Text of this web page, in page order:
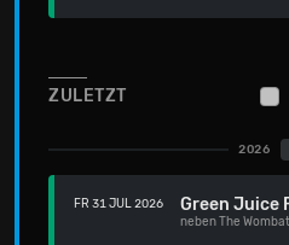
ZULETZT
2026
FR 31 JUL 2026 Green Juice
nebenThe